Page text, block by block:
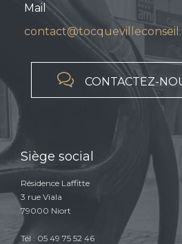
Mail
 CONTACTEZ-
Siège social
Résidence Laffitte
3 rue Viala
79000 Niort
Tél : 05 49 75 52 46